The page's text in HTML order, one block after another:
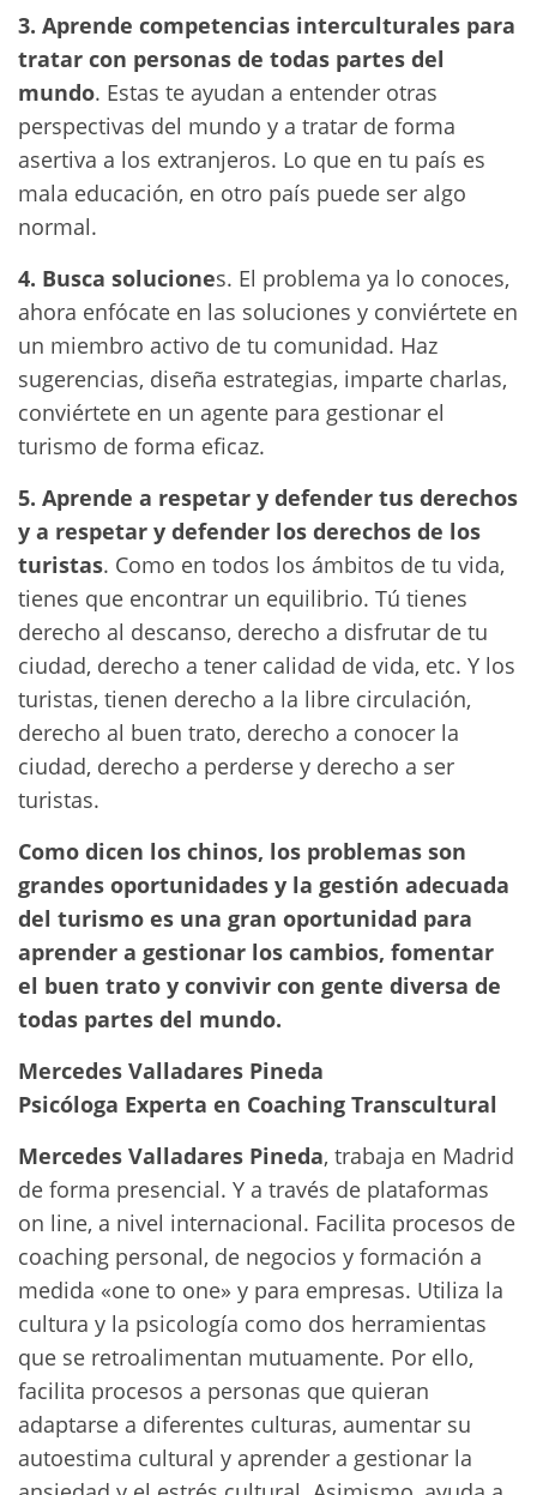
3. Aprende competencias interculturales para
tratar con personas de todas partes del
mundo. Estas te ayudan a entender otras
perspectivas del mundo y a tratar de forma
asertiva a los extranjeros. Lo que en tu país es
mala educación, en otro país puede ser algo
normal.
4. Busca soluciones. El problema ya lo conoces,
ahora enfócate en las soluciones y conviértete en
un miembro activo de tu comunidad. Haz
sugerencias, diseña estrategias, imparte charlas,
conviértete en un agente para gestionar el
turismo de forma eficaz.
5. Aprende a respetar y defender tus derechos
y a respetar y defender los derechos de los
turistas. Como en todos los ámbitos de tu vida,
tienes que encontrar un equilibrio. Tú tienes
derecho al descanso, derecho a disfrutar de tu
ciudad, derecho a tener calidad de vida, etc. Y los
turistas, tienen derecho a la libre circulación,
derecho al buen trato, derecho a conocer la
ciudad, derecho a perderse y derecho a ser
turistas.
Como dicen los chinos, los problemas son
grandes oportunidades y la gestión adecuada
del turismo es una gran oportunidad para
aprender a gestionar los cambios, fomentar
el buen trato y convivir con gente diversa de
todas partes del mundo.
Mercedes Valladares Pineda
Psicóloga Experta en Coaching Transcultural
Mercedes Valladares Pineda, trabaja en Madrid
de forma presencial. Y a través de plataformas
on line, a nivel internacional. Facilita procesos de
coaching personal, de negocios y formación a
medida «one to one» y para empresas. Utiliza la
cultura y la psicología como dos herramientas
que se retroalimentan mutuamente. Por ello,
facilita procesos a personas que quieran
adaptarse a diferentes culturas, aumentar su
autoestima cultural y aprender a gestionar la